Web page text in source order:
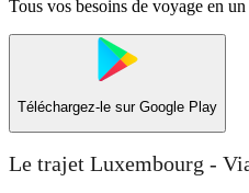
Tous vos besoins de voyage en
Téléchargez-le sur Google Play
Le trajet Luxembourg -